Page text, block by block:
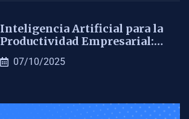
Inteligencia Artificial para la
Productividad Empresarial:…
07/10/2025